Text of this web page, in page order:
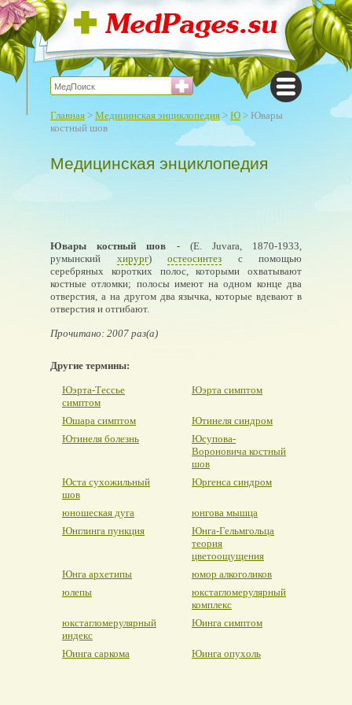
Главная > Медицинская энциклопедия > Ю > Ювары
костный шов
Медицинская энциклопедия
Ювары костный шов - (Е. Juvara, 1870-1933,
румынский хирург) остеосинтез с помощью
серебряных коротких полос, которыми охватывают
костные отломки; полосы имеют на одном конце два
отверстия, а на другом два язычка, которые вдевают в
отверстия и отгибают.
Прочитано: 2007 раз(а)
Другие термины:
Юэрта-Тессье
симптом
Юэрта симптом
Юшара симптом
Ютинеля синдром
Ютинеля болезнь
Юсупова-
Вороновича костный
шов
Юста сухожильный
шов
Юргенса синдром
юношеская дуга
юнгова мышца
Юнглинга пункция
Юнга-Гельмгольца
теория
цветоощущения
Юнга архетипы
юмор алкоголиков
юлепы
юкстагломерулярный
комплекс
юкстагломерулярный
индекс
Юинга симптом
Юинга саркома Юинга опухоль